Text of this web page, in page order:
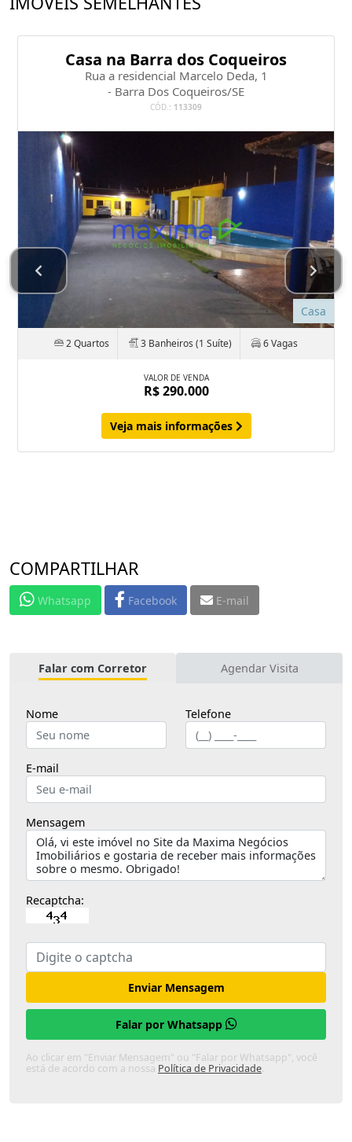
Casa na Barra dos Coqueiros
Rua a residencial Marcelo Deda, 1
- Barra Dos Coqueiros/SE
CÓD.: 113309
Casa
2 Quartos 3 Banheiros (1 Suíte) 6 Vagas
VALOR DE VENDA
R$ 290.000
Veja mais informações
COMPARTILHAR
Whatsapp Facebook E-mail
Falar com Corretor Agendar Visita
Nome Telefone
E-mail
Mensagem
Recaptcha:
Enviar Mensagem
Falar por Whatsapp
Ao clicar em "Enviar Mensagem" ou "Falar por Whatsapp", você
está de acordo com a nossa Política de Privacidade.